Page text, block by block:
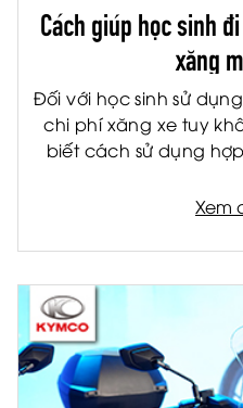
Cách giúp học sinh
xăng
Đối với học sinh sử
chi phí xăng xe tuy
biết cách sử dụng
chi phí cho gia đình,
hóc về
Xem